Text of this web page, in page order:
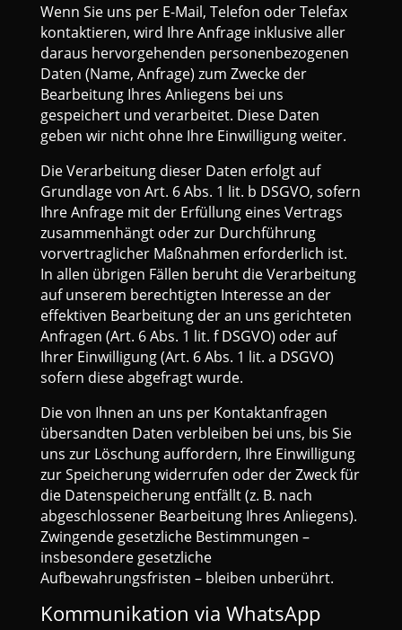
Wenn Sie uns per E-Mail, Telefon oder Telefax
kontaktieren, wird Ihre Anfrage inklusive aller
daraus hervorgehenden personenbezogenen
Daten (Name, Anfrage) zum Zwecke der
Bearbeitung Ihres Anliegens bei uns
gespeichert und verarbeitet. Diese Daten
geben wir nicht ohne Ihre Einwilligung weiter.
Die Verarbeitung dieser Daten erfolgt auf
Grundlage von Art. 6 Abs. 1 lit. b DSGVO, sofern
Ihre Anfrage mit der Erfüllung eines Vertrags
zusammenhängt oder zur Durchführung
vorvertraglicher Maßnahmen erforderlich ist.
In allen übrigen Fällen beruht die Verarbeitung
auf unserem berechtigten Interesse an der
effektiven Bearbeitung der an uns gerichteten
Anfragen (Art. 6 Abs. 1 lit. f DSGVO) oder auf
Ihrer Einwilligung (Art. 6 Abs. 1 lit. a DSGVO)
sofern diese abgefragt wurde.
Die von Ihnen an uns per Kontaktanfragen
übersandten Daten verbleiben bei uns, bis Sie
uns zur Löschung auffordern, Ihre Einwilligung
zur Speicherung widerrufen oder der Zweck für
die Datenspeicherung entfällt (z. B. nach
abgeschlossener Bearbeitung Ihres Anliegens).
Zwingende gesetzliche Bestimmungen –
insbesondere gesetzliche
Aufbewahrungsfristen – bleiben unberührt.
Kommunikation via WhatsApp